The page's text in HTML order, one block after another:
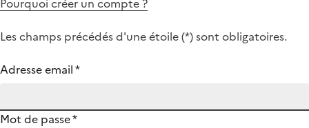
Les champs précédés d'une étoile (*) sont obligatoires.
Adresse email*
Mot de passe*